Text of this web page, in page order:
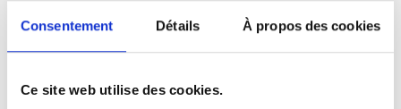
Consentement Détails À propos des cookies
Ce site web utilise des cookies.
Précédent Suivant